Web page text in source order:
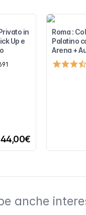
in
Up e
44,00€
Roma :
Palatino
Arena +
anche